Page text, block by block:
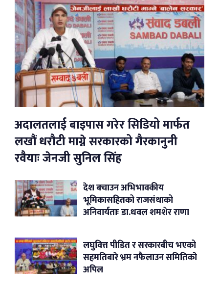
अदालतलाई बाइपास गरेर सिडियो मार्फत
लखौं धरौटी माग्ने सरकारको गैरकानुनी
रवैयाः जेनजी सुनिल सिंह
देश बचाउन अभिभावकीय
भूमिकासहितको राजसंथाको
अनिवार्यताः डा.धवल शमशेर राणा
लघुवित्त पीडित र सरकारबीच भएको
सहमतिबारे भ्रम नफैलाउन समितिको
अपिल